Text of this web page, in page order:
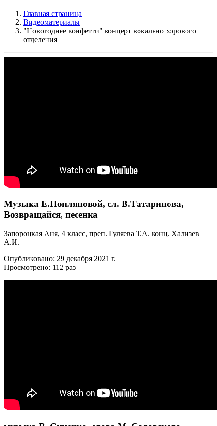
Главная страница
Видеоматериалы
"Новогоднее конфетти" концерт вокально-хорового
отделения
Музыка Е.Попляновой, сл. В.Татаринова,
Возвращайся, песенка
Запороцкая Аня, 4 класс, преп. Гуляева Т.А. конц. Хализев
А.И.
Опубликовано: 29 декабря 2021 г.
Просмотрено: 112 раз